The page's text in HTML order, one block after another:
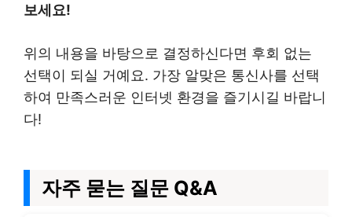
보세요!
위의 내용을 바탕으로 결정하신다면 후회 없는
선택이 되실 거예요. 가장 알맞은 통신사를 선택
하여 만족스러운 인터넷 환경을 즐기시길 바랍니
다!
자주 묻는 질문 Q&A